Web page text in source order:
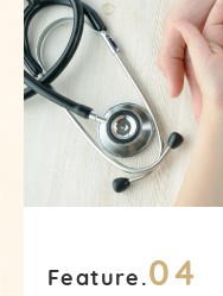
Feature.04